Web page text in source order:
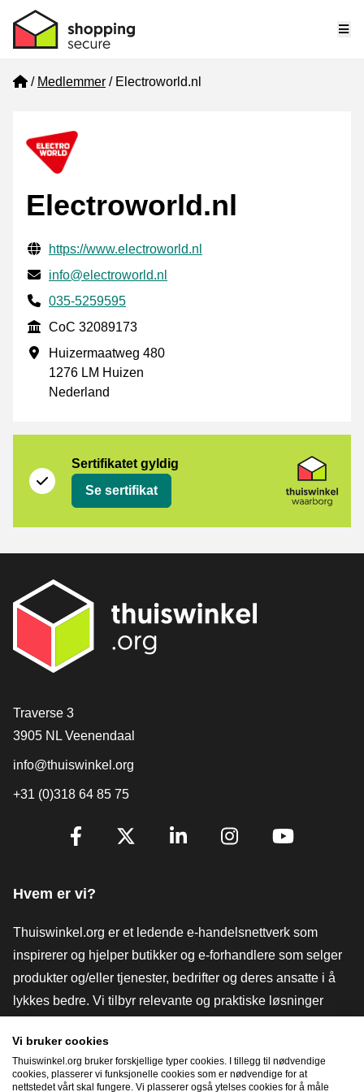
Home
Medlemmer Electroworld.nl
Electroworld.nl
Verifisert kontaktinformasjon
Website URL
https://www.electroworld.nl
E-post
info@electroworld.nl
Phone number
035-5259595
CoC
CoC 32089173
Forretningsadresse
Huizermaatweg 480
1276 LM Huizen
Nederland
Sertifikatet gyldig
Se sertifikat
[_General:Contact]
Traverse 3
3905 NL Veenendaal
info@thuiswinkel.org
+31 (0)318 64 85 75
[_General:SocialMediaTitle]
Hvem er vi?
Thuiswinkel.org er et ledende e-handelsnettverk som
inspirerer og hjelper butikker og e-forhandlere som selger
produkter og/eller tjenester, bedrifter og deres ansatte i å
lykkes bedre. Vi tilbyr relevante og praktiske løsninger
verktøy og råd, advokatvirksomhet, markedsundersøkelser,
og har vår egen utdanningsplattform, Thuiswinkel e-
Vi bruker cookies
Thuiswinkel.org bruker forskjellige typer cookies. I tillegg til nødvendige
cookies, plasserer vi funksjonelle cookies som er nødvendige for at
nettstedet vårt skal fungere. Vi plasserer også ytelses cookies for å måle